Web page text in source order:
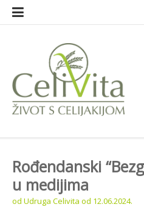
Skoči
Rođendanski
u medijima
od Udruga Celivita od 12.06.2024.